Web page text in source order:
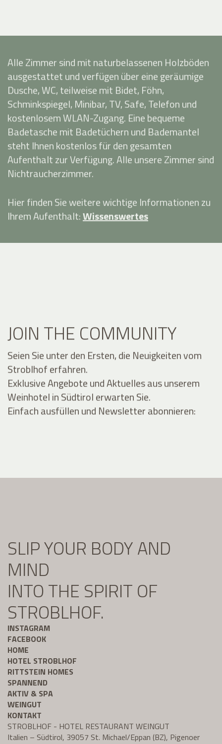
Alle Zimmer sind mit naturbelassenen Holzböden
ausgestattet und verfügen über eine geräumige
Dusche, WC, teilweise mit Bidet, Föhn,
Schminkspiegel, Minibar, TV, Safe, Telefon und
kostenlosem WLAN-Zugang. Eine bequeme
Badetasche mit Badetüchern und Bademantel
steht Ihnen kostenlos für den gesamten
Aufenthalt zur Verfügung. Alle unsere Zimmer sind
Nichtraucherzimmer.
Hier finden Sie weitere wichtige Informationen zu
Ihrem Aufenthalt:Wissenswertes
JOIN THE COMMUNITY
Seien Sie unter den Ersten, die Neuigkeiten vom
Stroblhof erfahren.
Exklusive Angebote und Aktuelles aus unserem
Weinhotel in Südtirol erwarten Sie.
Einfach ausfüllen und Newsletter abonnieren:
SLIP YOUR BODY AND
MIND
INTO THE SPIRIT OF
STROBLHOF.
INSTAGRAM
FACEBOOK
HOME
HOTEL STROBLHOF
RITTSTEIN HOMES
SPANNEND
AKTIV & SPA
WEINGUT
KONTAKT
STROBLHOF - HOTEL RESTAURANT WEINGUT
Italien – Südtirol, 39057 St. Michael/Eppan (BZ), Pigenoer